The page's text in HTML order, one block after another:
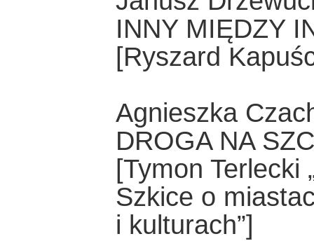
INNY MIĘDZY
[Ryszard
Agnieszka
DROGA NA
[Tymon Terlecki
Szkice o
i kulturach”]